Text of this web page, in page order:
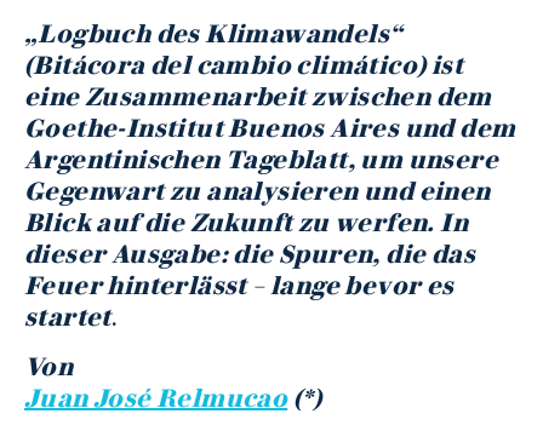
„Logbuch des Klimawandels“
(Bitácora del cambio climático) ist
eine Zusammenarbeit zwischen dem
Goethe-Institut Buenos Aires und dem
Argentinischen Tageblatt, um unsere
Gegenwart zu analysieren und einen
Blick auf die Zukunft zu werfen. In
dieser Ausgabe: die Spuren, die das
Feuer hinterlässt – lange bevor es
startet.
Von
Juan José Relmucao(*)